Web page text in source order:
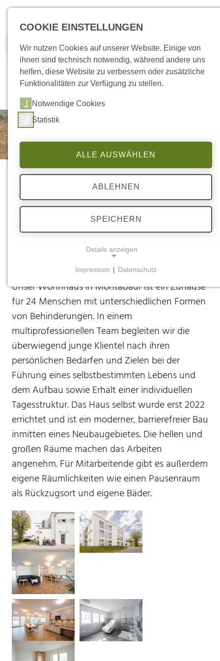
Jobs
Wohnhaus | Haus
Stauffenbergallee
Unser Wohnhaus in Montabaur ist ein Zuhause
für 24 Menschen mit unterschiedlichen Formen
von Behinderungen. In einem
multiprofessionellen Team begleiten wir die
überwiegend junge Klientel nach ihren
persönlichen Bedarfen und Zielen bei der
Führung eines selbstbestimmten Lebens und
dem Aufbau sowie Erhalt einer individuellen
Tagesstruktur. Das Haus selbst wurde erst 2022
errichtet und ist ein moderner, barrierefreier Bau
inmitten eines Neubaugebietes. Die hellen und
großen Räume machen das Arbeiten
angenehm. Für Mitarbeitende gibt es außerdem
eigene Räumlichkeiten wie einen Pausenraum
als Rückzugsort und eigene Bäder.
COOKIE EINSTELLUNGEN
Wir nutzen Cookies auf unserer Website. Einige von
ihnen sind technisch notwendig, während andere uns
helfen, diese Website zu verbessern oder zusätzliche
Funktionalitäten zur Verfügung zu stellen.
Notwendige Cookies
Statistik
ALLE AUSWÄHLEN
ABLEHNEN
SPEICHERN
Details anzeigen
Funktionen und sind für die einwandfreie Funktion
der Website erforderlich.
Einverständnis-Cookie
Name:
cookie_consent
Zweck:
Dieser Cookie speichert die ausgewählten
Einverständnis-Optionen des Benutzers
1 Jahr
mtm_consent oder
mtm_consent_removed
Name:
mtm_consent oder mtm_consent_removed
Anbieter:
Stiftung Scheuern
Zweck:
Speichert, ob Sie der Seitenstatistik mit Matomo
zugestimmt haben
Cookie Laufzeit:
unbegrenzt
STATISTIK
Impressum | Datenschutz